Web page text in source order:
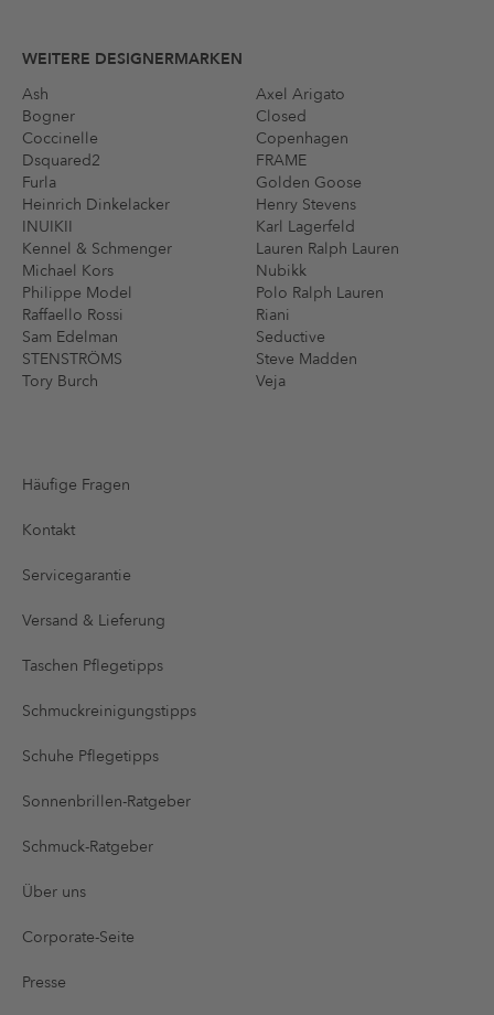
WEITERE DESIGNERMARKEN
Ash
Axel Arigato
Bogner
Closed
Coccinelle
Copenhagen
Dsquared2
FRAME
Furla
Golden Goose
Heinrich Dinkelacker
Henry Stevens
INUIKII
Karl Lagerfeld
Kennel & Schmenger
Lauren Ralph Lauren
Michael Kors
Nubikk
Philippe Model
Polo Ralph Lauren
Raffaello Rossi
Riani
Sam Edelman
Seductive
STENSTRÖMS
Steve Madden
Tory Burch
Veja
Häufige Fragen
Kontakt
Servicegarantie
Versand & Lieferung
Taschen Pflegetipps
Schmuckreinigungstipps
Schuhe Pflegetipps
Sonnenbrillen-Ratgeber
Schmuck-Ratgeber
Über uns
Corporate-Seite
Presse